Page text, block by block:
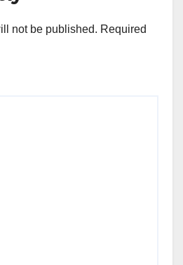
not be published. Required